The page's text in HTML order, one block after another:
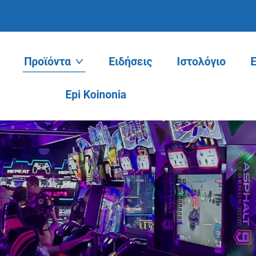
Προϊόντα Ειδήσεις Ιστολόγιο
Epi Koinonia